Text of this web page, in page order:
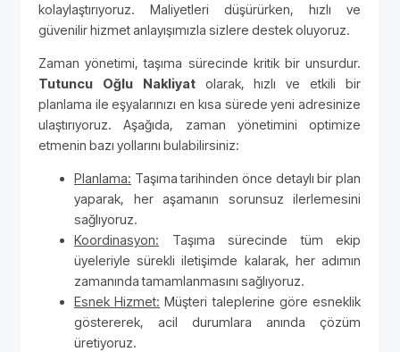
kolaylaştırıyoruz. Maliyetleri düşürürken, hızlı ve
güvenilir hizmet anlayışımızla sizlere destek oluyoruz.
Zaman yönetimi, taşıma sürecinde kritik bir unsurdur.
Tutuncu Oğlu Nakliyatolarak, hızlı ve etkili bir
planlama ile eşyalarınızı en kısa sürede yeni adresinize
ulaştırıyoruz. Aşağıda, zaman yönetimini optimize
etmenin bazı yollarını bulabilirsiniz:
Planlama: Taşıma tarihinden önce detaylı bir plan
yaparak, her aşamanın sorunsuz ilerlemesini
sağlıyoruz.
Koordinasyon: Taşıma sürecinde tüm ekip
üyeleriyle sürekli iletişimde kalarak, her adımın
zamanında tamamlanmasını sağlıyoruz.
Esnek Hizmet: Müşteri taleplerine göre esneklik
göstererek, acil durumlara anında çözüm
üretiyoruz.